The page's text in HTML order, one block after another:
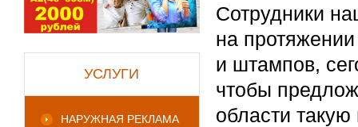
УСЛУГИ
НАРУЖНАЯ РЕКЛАМА
Сотрудники
на
и штампов,
чтобы
области